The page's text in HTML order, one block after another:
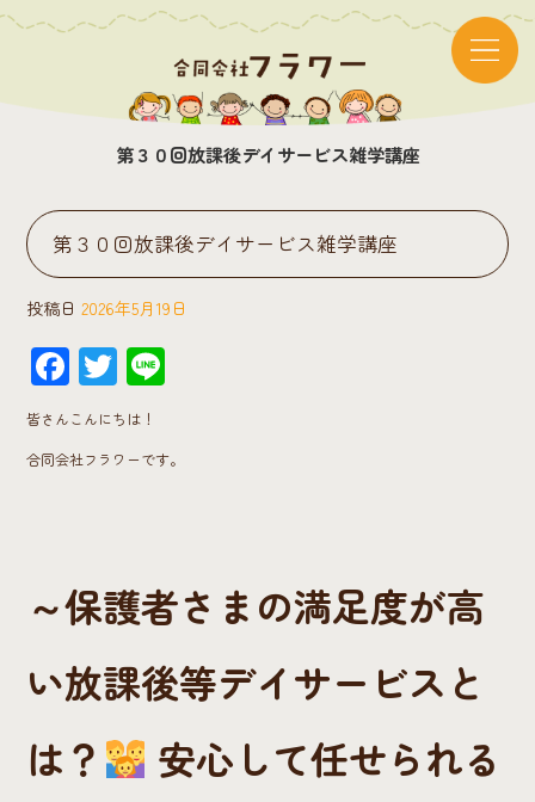
第３０回放課後デイサービス雑学講座
第３０回放課後デイサービス雑学講座
投稿日 2026年5月19日
F
ac
e
b
T
wi
tt
er
皆さんこんにちは！
合同会社フラワーです。
～保護者さまの満足度が高
い放課後等デイサービスと
は？
安心して任せられる